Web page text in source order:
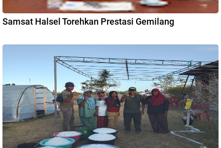
Samsat Halsel Torehkan Prestasi Gemilang